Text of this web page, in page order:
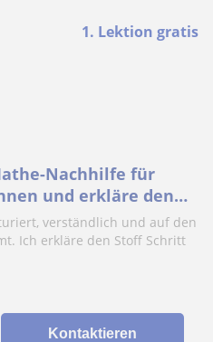
1. Lektion gratis
Nachhilfe für
und erkläre den
und mit Freude!
verständlich und auf den
Ich erkläre den Stoff Schritt
Kontaktieren